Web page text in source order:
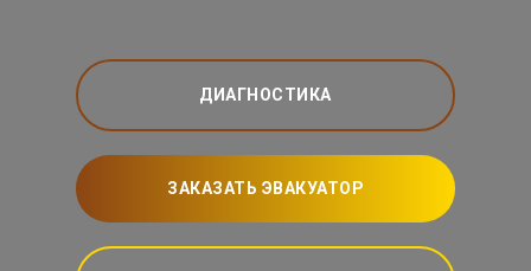
ДИАГНОСТИКА
ЗАКАЗАТЬ ЭВАКУАТОР